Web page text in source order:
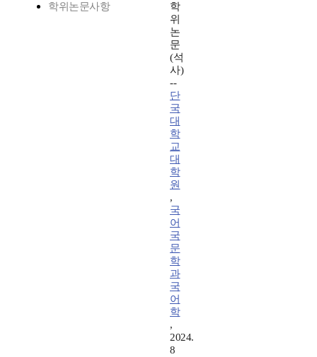
학위논문사항
학
위
논
문
(석
사)
--
단
국
대
학
교
대
학
원
,
국
어
국
문
학
과
국
어
학
,
2024.
8